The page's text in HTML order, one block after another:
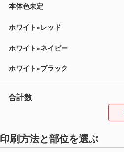
本体色未定
ホワイト×レッド
ホワイト×ネイビー
ホワイト×ブラック
合計数
印刷方法と部位を選ぶ